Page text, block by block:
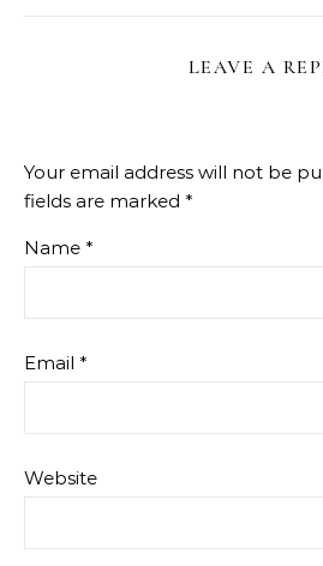
LEAVE A
Your email address will not be
fields are marked *
Name *
Email *
Website